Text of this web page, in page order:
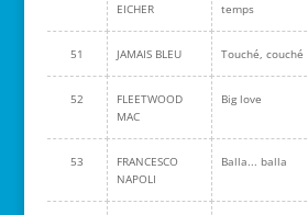
EICHER
temps
51 JAMAIS BLEU Touché, couché
52
FLEETWOOD
MAC
Big love
53
FRANCESCO
NAPOLI
Balla... balla